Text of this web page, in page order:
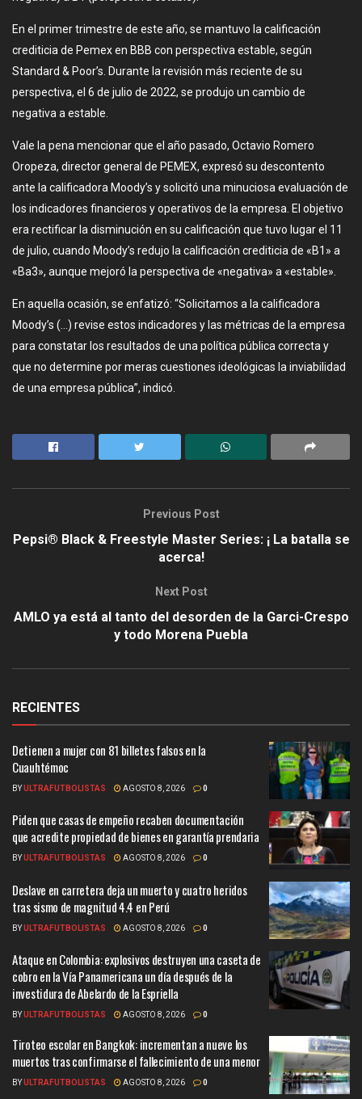
En el primer trimestre de este año, se mantuvo la calificación
crediticia de Pemex en BBB con perspectiva estable, según
Standard & Poor’s. Durante la revisión más reciente de su
perspectiva, el 6 de julio de 2022, se produjo un cambio de
negativa a estable.
Vale la pena mencionar que el año pasado, Octavio Romero
Oropeza, director general de PEMEX, expresó su descontento
ante la calificadora Moody’s y solicitó una minuciosa evaluación de
los indicadores financieros y operativos de la empresa. El objetivo
era rectificar la disminución en su calificación que tuvo lugar el 11
de julio, cuando Moody’s redujo la calificación crediticia de «B1» a
«Ba3», aunque mejoró la perspectiva de «negativa» a «estable».
En aquella ocasión, se enfatizó: “Solicitamos a la calificadora
Moody’s (…) revise estos indicadores y las métricas de la empresa
para constatar los resultados de una política pública correcta y
que no determine por meras cuestiones ideológicas la inviabilidad
de una empresa pública”, indicó.
Previous Post
Pepsi® Black & Freestyle Master Series: ¡ La batalla se
acerca!
Next Post
AMLO ya está al tanto del desorden de la Garci-Crespo
y todo Morena Puebla
RECIENTES
Detienen a mujer con 81 billetes falsos en la
Cuauhtémoc
BYULTRAFUTBOLISTAS AGOSTO 8, 2026 0
Piden que casas de empeño recaben documentación
que acredite propiedad de bienes en garantía prendaria
BYULTRAFUTBOLISTAS AGOSTO 8, 2026 0
Deslave en carretera deja un muerto y cuatro heridos
tras sismo de magnitud 4.4 en Perú
BYULTRAFUTBOLISTAS AGOSTO 8, 2026 0
Ataque en Colombia: explosivos destruyen una caseta de
cobro en la Vía Panamericana un día después de la
investidura de Abelardo de la Espriella
BYULTRAFUTBOLISTAS AGOSTO 8, 2026 0
Tiroteo escolar en Bangkok: incrementan a nueve los
muertos tras confirmarse el fallecimiento de una menor
BYULTRAFUTBOLISTAS AGOSTO 8, 2026 0